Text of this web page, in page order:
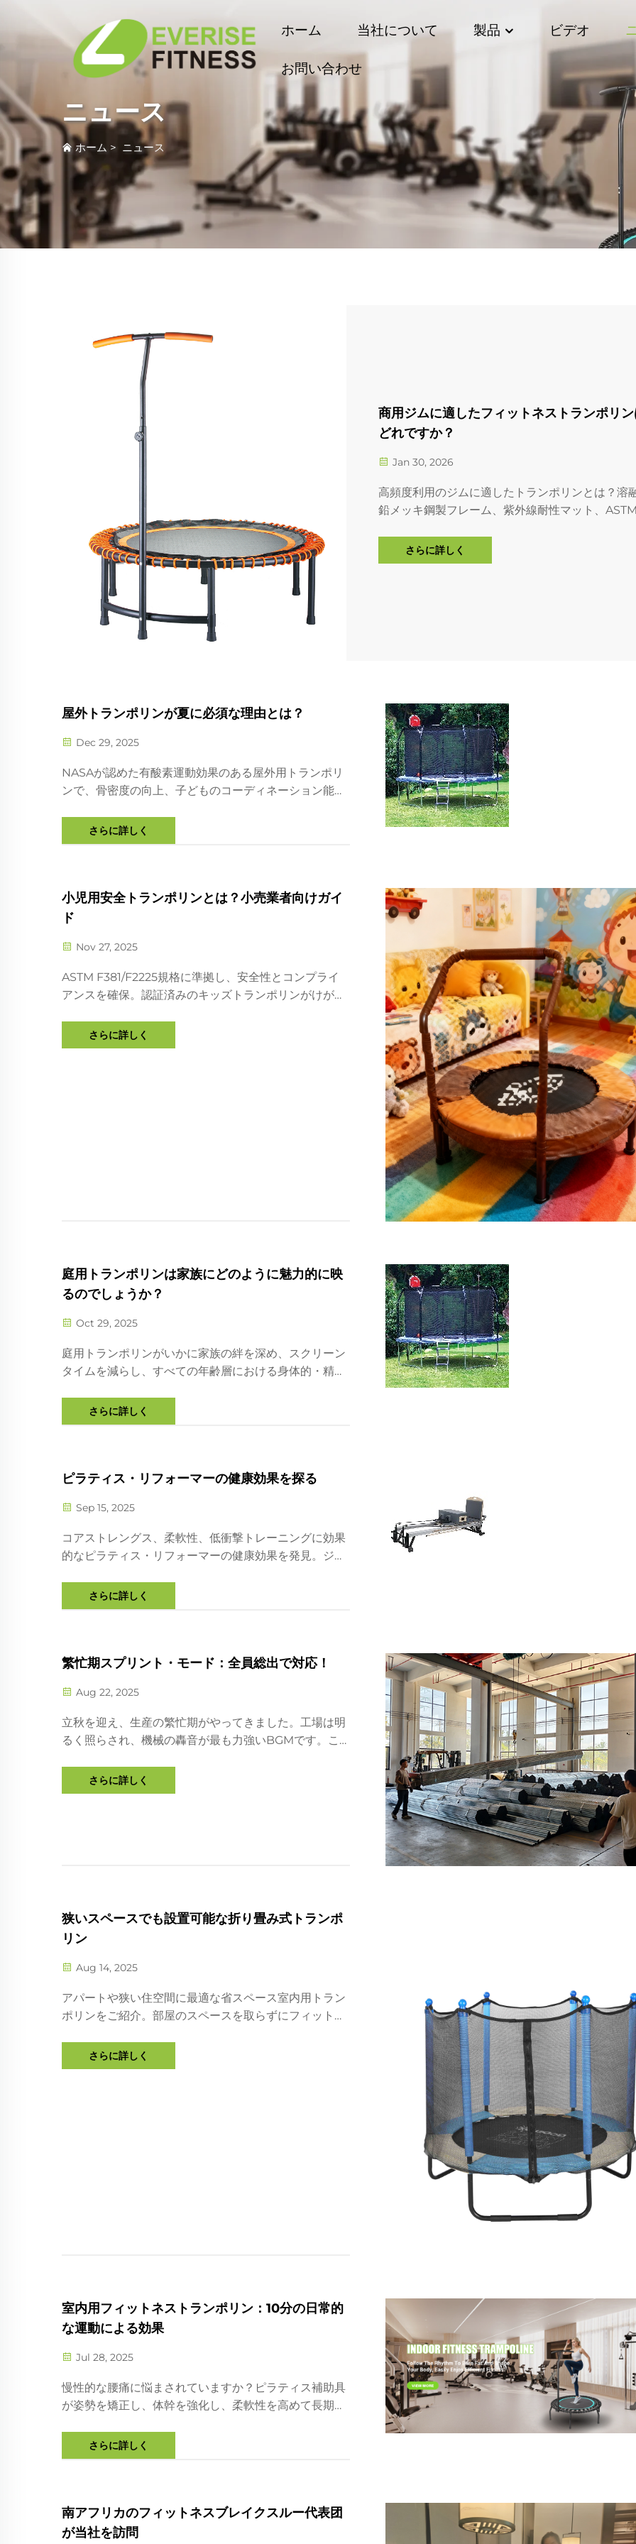
ホーム 当社について 製品 ビデオ
お問い合わせ
ニュース
ホーム > ニュース
商用ジムに適したフィットネストランポリ
どれですか？
Jan 30, 2026
高頻度利用のジムに適したトランポリンとは？溶
鉛メッキ鋼製フレーム、紫外線耐性マット、
をご紹介します。商用向け購入ガイドをご入手く
い。
さらに詳しく
屋外トランポリンが夏に必須な理由とは？
Dec 29, 2025
NASAが認めた有酸素運動効果のある屋外用トランポリ
ンで、骨密度の向上、子どものコーディネーション能力
ら始める、あなたの夏のフィットネスライフ。
さらに詳しく
小児用安全トランポリンとは？小売業者向けガイ
ド
Nov 27, 2025
ASTM F381/F2225規格に準拠し、安全性とコンプライ
アンスを確保。認証済みのキッズトランポリンがけがを
す。今すぐ完全な安全チェックリストを入手してくださ
い。
さらに詳しく
庭用トランポリンは家族にどのように魅力的に映
るのでしょうか？
Oct 29, 2025
庭用トランポリンがいかに家族の絆を深め、スクリーン
タイムを減らし、すべての年齢層における身体的・精神
でも楽しめる機能についても学びましょう。今すぐチェ
ック。
さらに詳しく
ピラティス・リフォーマーの健康効果を探る
Sep 15, 2025
コアストレングス、柔軟性、低衝撃トレーニングに効果
的なピラティス・リフォーマーの健康効果を発見。ジ
可能かつ国際規格に適合した信頼できる製造元と提携。
本日見積依頼をどうぞ。
さらに詳しく
繁忙期スプリント・モード：全員総出で対応！
Aug 22, 2025
立秋を迎え、生産の繁忙期がやってきました。工場は明
るく照らされ、機械の轟音が最も力強いBGMです。こ
に進み、ev...
さらに詳しく
狭いスペースでも設置可能な折り畳み式トランポ
リン
Aug 14, 2025
アパートや狭い住空間に最適な省スペース室内用トラン
ポリンをご紹介。部屋のスペースを取らずにフィットネ
めモデルや安全に関するヒントも掲載。
さらに詳しく
室内用フィットネストランポリン：10分の日常的
な運動による効果
Jul 28, 2025
慢性的な腰痛に悩まされていますか？ピラティス補助具
が姿勢を矯正し、体幹を強化し、柔軟性を高めて長期間
済みのこれらのツールを試してみましょう。
さらに詳しく
南アフリカのフィットネスブレイクスルー代表团
が当社を訪問